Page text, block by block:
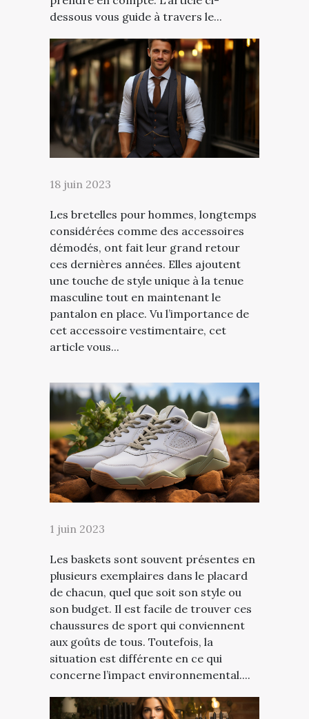
dessous vous guide à travers le...
18 juin 2023
Les bretelles pour hommes, longtemps
considérées comme des accessoires
démodés, ont fait leur grand retour
ces dernières années. Elles ajoutent
une touche de style unique à la tenue
masculine tout en maintenant le
pantalon en place. Vu l’importance de
cet accessoire vestimentaire, cet
article vous...
1 juin 2023
Les baskets sont souvent présentes en
plusieurs exemplaires dans le placard
de chacun, quel que soit son style ou
son budget. Il est facile de trouver ces
chaussures de sport qui conviennent
aux goûts de tous. Toutefois, la
situation est différente en ce qui
concerne l’impact environnemental....